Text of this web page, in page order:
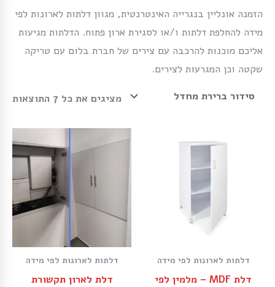
הזמנה אונליין בנגרייה האינטרנטית, מגוון דלתות לארונות לפי
מידה להחלפת דלתות ו/או לסגירת ארון פתוח. הדלתות מגיעות
אליכם מוכנות להרכבה עם צירים של חברת בלום עם טריקה
שקטה וכן המגרעות לצירים.
מציגים את כל ⁦7⁩ התוצאות
דלתות לארונות לפי מידה
דלת MDF – מלמין לפי
דלתות לארונות לפי מידה
דלת לארון תקשורת